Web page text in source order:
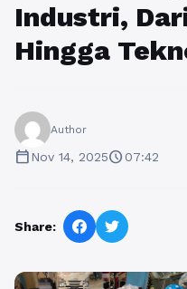
Industri,
Hingga
Author
calendar_todayNov 14, 2025schedule07:42
Share: